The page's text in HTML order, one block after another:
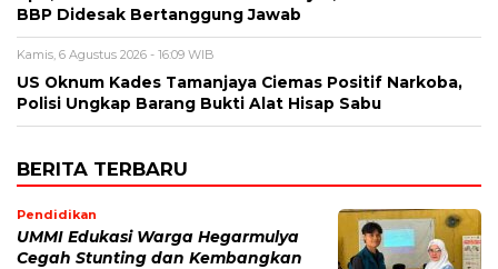
BBP Didesak Bertanggung Jawab
Kamis, 6 Agustus 2026 - 16:09 WIB
US Oknum Kades Tamanjaya Ciemas Positif Narkoba,
Polisi Ungkap Barang Bukti Alat Hisap Sabu
BERITA TERBARU
Pendidikan
UMMI Edukasi Warga Hegarmulya
Cegah Stunting dan Kembangkan